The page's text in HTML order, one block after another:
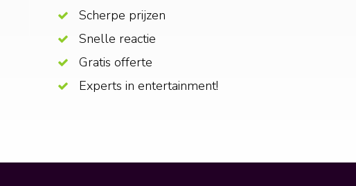
Scherpe prijzen
Snelle reactie
Gratis offerte
Experts in entertainment!